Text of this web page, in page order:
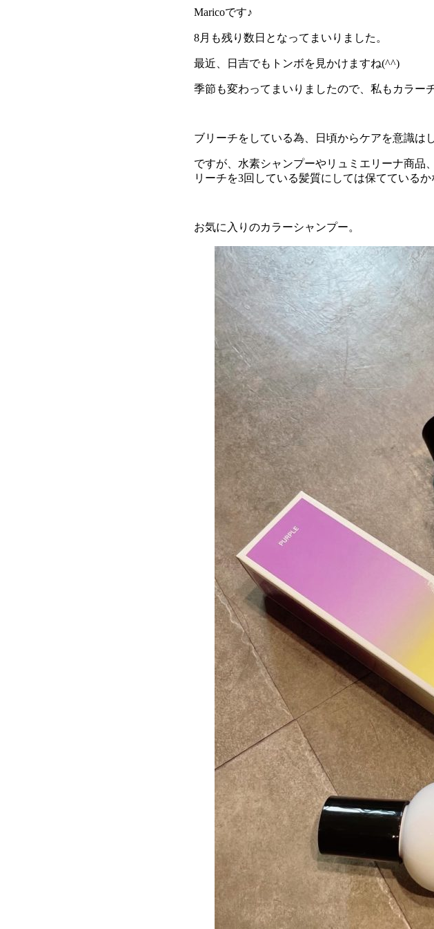
Maricoです♪
8月も残り数日となってまいりました。
最近、日吉でもトンボを見かけますね(^^)
季節も変わってまいりましたので、私もカラー
ブリーチをしている為、日頃からケアを意識は
ですが、水素シャンプーやリュミエリーナ商品
リーチを3回している髪質にしては保てている
お気に入りのカラーシャンプー。